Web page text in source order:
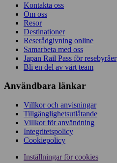
Kontakta oss
Om oss
Resor
Destinationer
Reserådgivning online
Samarbeta med oss
Japan Rail Pass för resebyråer
Bli en del av vårt team
Användbara länkar
Villkor och anvisningar
Tillgänglighetsutlåtande
Villkor för användning
Integritetspolicy
Cookiepolicy
Inställningar för cookies